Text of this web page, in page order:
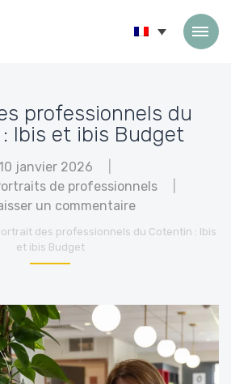
professionnels du
Ibis et ibis Budget
janvier 2026
de professionnels
un commentaire
des professionnels du Cotentin : Ibis
et ibis Budget